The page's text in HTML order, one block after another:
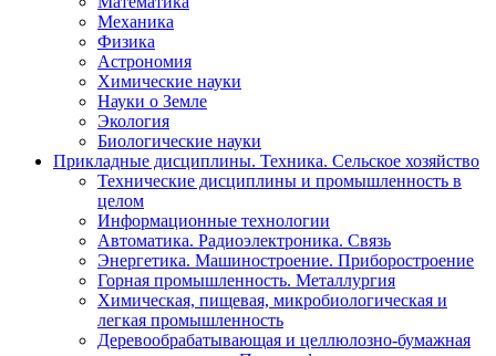
Механика
Физика
Астрономия
Химические науки
Науки о Земле
Экология
Биологические науки
Прикладные дисциплины. Техника. Сельское хозяйство
Технические дисциплины и промышленность в
целом
Информационные технологии
Автоматика. Радиоэлектроника. Связь
Энергетика. Машиностроение. Приборостроение
Горная промышленность. Металлургия
Химическая, пищевая, микробиологическая и
легкая промышленность
Деревообрабатывающая и целлюлозно-бумажная